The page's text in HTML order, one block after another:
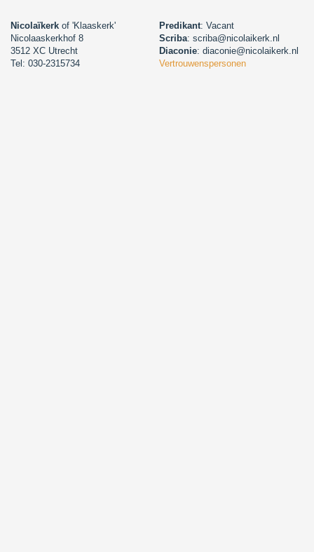
Nicolaïkerk of 'Klaaskerk'
Nicolaaskerkhof 8
3512 XC Utrecht
Tel: 030-2315734
Predikant: Vacant
Scriba: scriba@nicolaikerk.nl
Diaconie: diaconie@nicolaikerk.nl
Vertrouwenspersonen